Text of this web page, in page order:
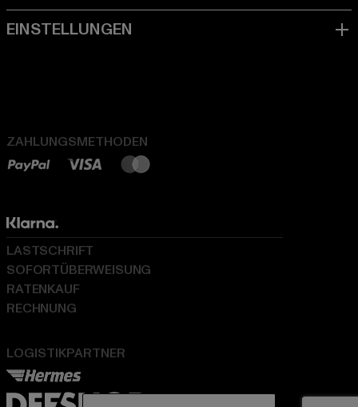
ZAHLUNGSMETHODEN
LOGISTIKPARTNER
LASTSCHRIFT
SOFORTÜBERWEISUNG
RATENKAUF
RECHNUNG